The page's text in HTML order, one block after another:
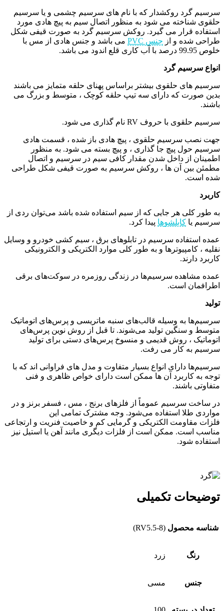
سرسیم گرد روکشدار که با نام های سرسیم چشمی و یا سرسیم
حلقوی شناخته می شود به منظور اتصال سیم به پیچ هادی مورد
استفاده قرار می گیرد. روکش سرسیم گرد به صورت قیفی شکل
طراحی شده و از جنس PVC
می باشد و جنس هادی از مس با
خلوص 99.95 درصد با آب کاری قلع اندود می باشد.
انواع سرسیم گرد
سرسیم های حلقوی بیشتر براساس پهنای حلقه متمایز می باشند
بدین صورت که دارای سه تیپ حلقه کوچک ، متوسط و بزرگ می
باشند.
سرسیم حلقوی با حروف RV نام گذاری می شود.
جهت نصب سرسیم حلقوی ، پیچ هادی باز شده ، قسمت هادی
سرسیم حول پیچ جا گذاری ، و پیچ بسته می شود. به منظور
اطمینان از داخل شدن مقدار کافی سیم در سرسیم و اتصال
مطمئن بین آن ها ، روکش سرسیم به صورت قیفی شکل طراحی
شده است.
کاربرد
به طور کلی هر جایی که از سیم استفاده شده باشد می‌توان ردی از
سرسیم یا کابلشوها پیدا کرد.
عمده استفاده سرسیم در تابلوهای برق ، سیم کشی خودرو و وسایل
نقلیه ، کامپیوترها و به طور کلی موارد الکتریکی و الکترونیکی
کاربرد دارند.
عمده مشاهده سرسیم‌ها در زندگی روزمره در سوکت‌های برقی
اطرافمان است.
تولید
سرسیم‌ها به وسیله قالب‌های سنبه ماتریسی و پرس‌های اتوماتیک
متوسط و سنگین تولید می‌شوند. تا قبل از روش نوین پرس‌های
اتوماتیک ، روش قدیمی و منسوخ پرس‌های دستی برای تولید
سرسیم به کار می رفت.
سرسیم‌ها دارای انواع بسیار متفاوت و مدل‌ های فراوانی اند که با
توجه به کاربرد آن ها ممکن است دارای خواص ظاهری و فنی
متفاوتی باشند.
در ساخت سرسیم عموماً از فلزهای برنج ، مس ، فسفر برنز و در
مواردی طلا استفاده می‌شود. وجه مشترک تمامی این
فلزات مقاومت الکتریکی و گرمایی کم و خاصیت فنریت و ارتجاعی
مناسب است. ممکن است از فلزات دیگری مانند آهن یا استیل نیز
استفاده شود.
توضیحات تکمیلی
شناسه محصول (RV5.5-8)
رنگ زرد
جنس مسی